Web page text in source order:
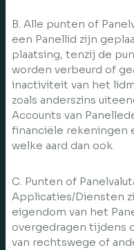
B. Alle punten of
een Panellid zijn
plaatsing, tenzij de
worden verbeurd of
inactiviteit van het
zoals anderszins
Accounts van
financiële rekeningen
welke aard dan ook.
C. Punten of
Applicaties/Diensten
eigendom van het
overgedragen tijdens
van rechtswege of